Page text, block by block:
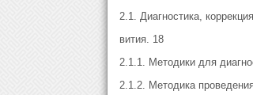
2.1. Диагностика,
вития. 18
2.1.1. Методики для
2.1.2. Методика